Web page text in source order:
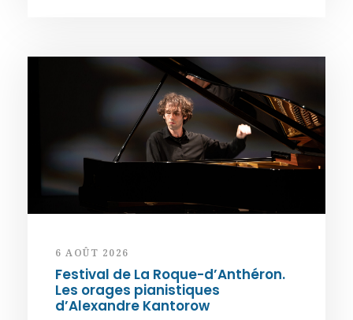
6 AOÛT 2026
Festival de La Roque-d’Anthéron.
Les orages pianistiques
d’Alexandre Kantorow